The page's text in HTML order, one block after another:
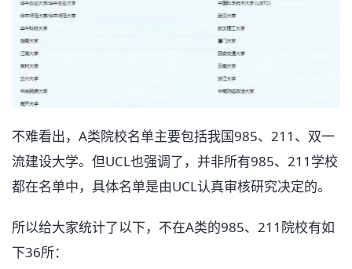
不难看出，A类院校名单主要包括我国985、211、双一
流建设大学。但UCL也强调了，并非所有985、211学校
都在名单中，具体名单是由UCL认真审核研究决定的。
所以给大家统计了以下，不在A类的985、211院校有如
下36所：